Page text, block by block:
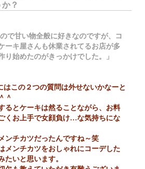
？
で甘い物全般に好きなのですが、コ
ーキ屋さんも休業されてるお店が多
り始めたのがきっかけでした。」
この２つの質問は外せないかなーと
＾
るとケーキは然ることながら、お料
くお上手で女顔負け…な気持ちにな
ンチカツだったんですね～笑
メンチカツをおしゃれにコーデした
たいと思います。